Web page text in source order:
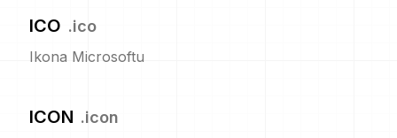
ICO .ico
Ikona Microsoftu
ICON .icon